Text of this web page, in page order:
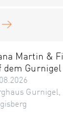
Martin &
dem Gurnigel
Gurnigel,